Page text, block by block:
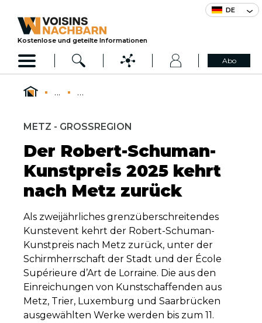
DE
Kostenlose und geteilte Informationen
Abo
... ...
METZ - GROSSREGION
Der Robert-Schuman-
Kunstpreis 2025 kehrt
nach Metz zurück
Als zweijährliches grenzüberschreitendes
Kunstevent kehrt der Robert-Schuman-
Kunstpreis nach Metz zurück, unter der
Schirmherrschaft der Stadt und der École
Supérieure d’Art de Lorraine. Die aus den
Einreichungen von Kunstschaffenden aus
Metz, Trier, Luxemburg und Saarbrücken
ausgewählten Werke werden bis zum 11.